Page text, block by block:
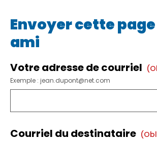
Envoyer cette page
ami
Votre adresse de courriel
Exemple : jean.dupont@net.com
Courriel du destinataire